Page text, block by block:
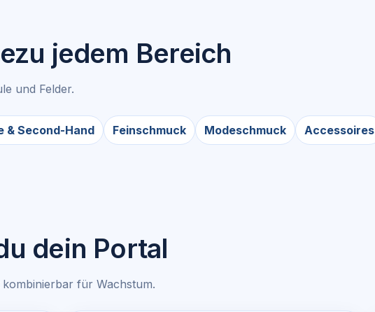
jedem Bereich
und Felder.
& Second-Hand Feinschmuck Modeschmuck Accessoires
dein Portal
für Wachstum.